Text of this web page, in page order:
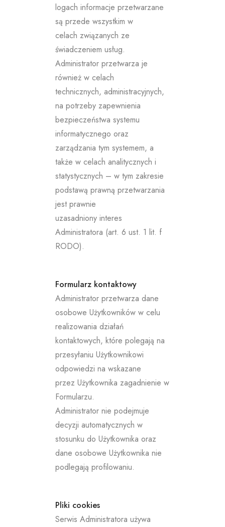
logach informacje przetwarzane
są przede wszystkim w
celach związanych ze
świadczeniem usług.
Administrator przetwarza je
również w celach
technicznych, administracyjnych,
na potrzeby zapewnienia
bezpieczeństwa systemu
informatycznego oraz
zarządzania tym systemem, a
także w celach analitycznych i
statystycznych – w tym zakresie
podstawą prawną przetwarzania
jest prawnie
uzasadniony interes
Administratora (art. 6 ust. 1 lit. f
RODO).
Formularz kontaktowy
Administrator przetwarza dane
osobowe Użytkowników w celu
realizowania działań
kontaktowych, które polegają na
przesyłaniu Użytkownikowi
odpowiedzi na wskazane
przez Użytkownika zagadnienie w
Formularzu.
Administrator nie podejmuje
decyzji automatycznych w
stosunku do Użytkownika oraz
dane osobowe Użytkownika nie
podlegają profilowaniu.
Pliki cookies
Serwis Administratora używa